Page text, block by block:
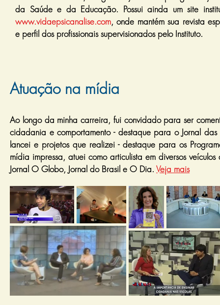
da Saúde e da Educação. Possui ainda um site
www.vidaepsicanalise.com, onde mantém sua revista
e perfil dos profissionais supervisionados pelo Instituto.
Atuação na mídia
Ao longo da minha carreira, fui convidado para ser
cidadania e comportamento - destaque para o Jornal
lancei e projetos que realizei - destaque para os
mídia impressa, atuei como articulista em diversos
Jornal O Globo, Jornal do Brasil e O Dia. Veja mais